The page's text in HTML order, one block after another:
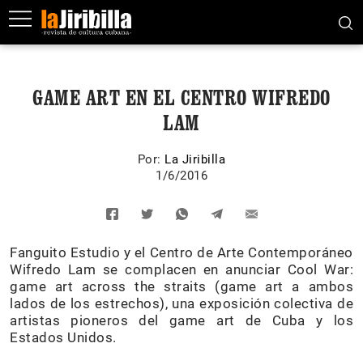
GAME ART EN EL CENTRO WIFREDO
LAM
Por: La Jiribilla
1/6/2016
Fanguito Estudio y el Centro de Arte Contemporáneo
Wifredo Lam se complacen en anunciar Cool War:
game art across the straits (game art a ambos
lados de los estrechos), una exposición colectiva de
artistas pioneros del game art de Cuba y los
Estados Unidos.